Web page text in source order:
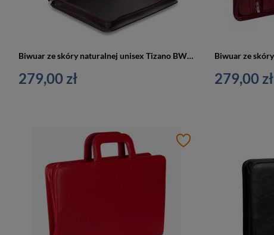
Biwuar ze skóry naturalnej unisex Tizano BWS07 aktówka A4 czekoladowy
279,00 zł 279,00 zł